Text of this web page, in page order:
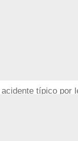
ao
ou choque
o trabalho é
típico por
gera
e para o